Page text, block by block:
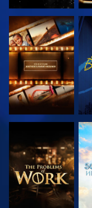
СМОТРЕТЬ
ПЕРЕДАЧИ
СМОТРЕТЬ
ПЕРЕДАЧИ